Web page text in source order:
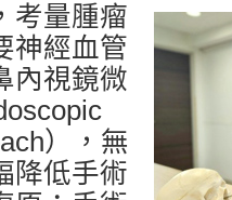
考量腫瘤
神經血管
內視鏡微
），無
降低手術